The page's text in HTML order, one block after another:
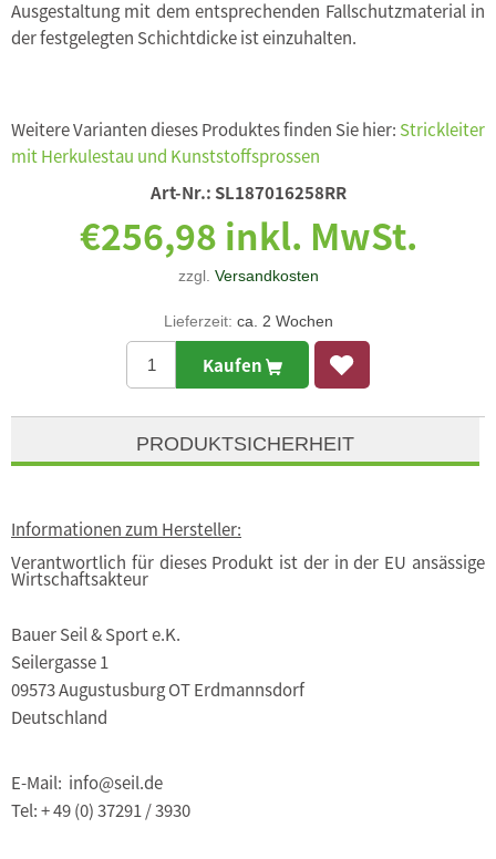
Ausgestaltung mit dem entsprechenden Fallschutzmaterial in
der festgelegten Schichtdicke ist einzuhalten.
Weitere Varianten dieses Produktes finden Sie hier: Strickleiter
mit Herkulestau und Kunststoffsprossen
Art-Nr.: SL187016258RR
€256,98 inkl. MwSt.
zzgl. Versandkosten
Lieferzeit: ca. 2 Wochen
Kaufen
PRODUKTSICHERHEIT
Informationen zum Hersteller:
Verantwortlich für dieses Produkt ist der in der EU ansässige
Wirtschaftsakteur
Bauer Seil & Sport e.K.
Seilergasse 1
09573 Augustusburg OT Erdmannsdorf
Deutschland
E-Mail: info@seil.de
Tel: + 49 (0) 37291 / 3930